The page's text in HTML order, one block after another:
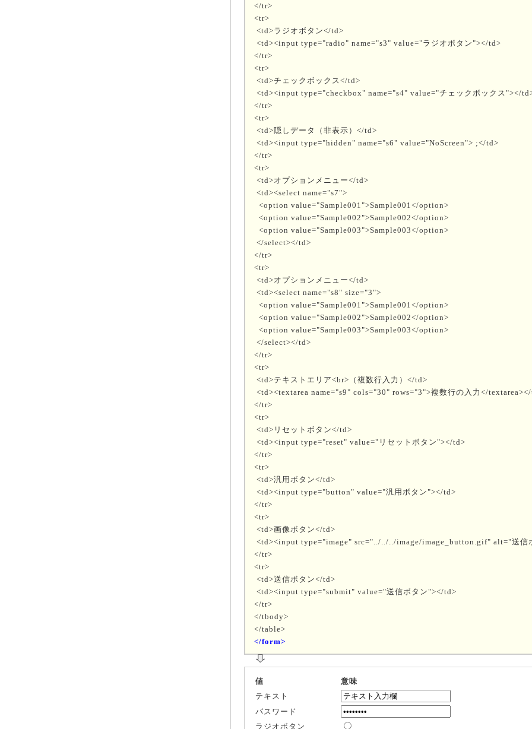
</tr>
<tr>
<td>ラジオボタン</td>
<td><input type="radio" name="s3" value="ラジオボタン"></td>
</tr>
<tr>
<td>チェックボックス</td>
<td><input type="checkbox" name="s4" value="チェックボックス"></
</tr>
<tr>
<td>隠しデータ（非表示）</td>
<td><input type="hidden" name="s6" value="NoScreen"> ;</td>
</tr>
<tr>
<td>オプションメニュー</td>
<td><select name="s7">
<option value="Sample001">Sample001</option>
<option value="Sample002">Sample002</option>
<option value="Sample003">Sample003</option>
</select></td>
</tr>
<tr>
<td>オプションメニュー</td>
<td><select name="s8" size="3">
<option value="Sample001">Sample001</option>
<option value="Sample002">Sample002</option>
<option value="Sample003">Sample003</option>
</select></td>
</tr>
<tr>
<td>テキストエリア<br>（複数行入力）</td>
<td><textarea name="s9" cols="30" rows="3">複数行の入力</
</tr>
<tr>
<td>リセットボタン</td>
<td><input type="reset" value="リセットボタン"></td>
</tr>
<tr>
<td>汎用ボタン</td>
<td><input type="button" value="汎用ボタン"></td>
</tr>
<tr>
<td>画像ボタン</td>
<td><input type="image" src="../../../image/image_button.gif" alt="送信
</tr>
<tr>
<td>送信ボタン</td>
<td><input type="submit" value="送信ボタン"></td>
</tr>
</tbody>
</table>
</form>
値
意味
テキスト
パスワード
ラジオボタン